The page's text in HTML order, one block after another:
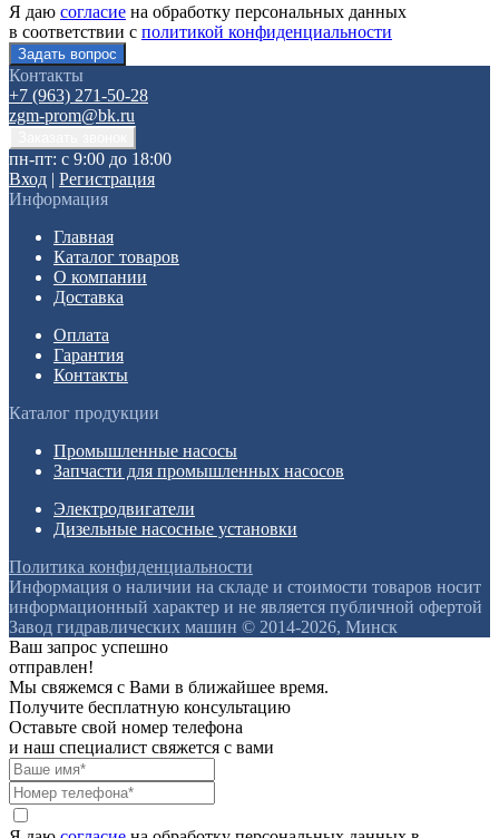
Я даю согласие на обработку персональных данных
в соответствии с политикой конфиденциальности
Контакты
+7 (963) 271-50-28
zgm-prom@bk.ru
пн-пт: с 9:00 до 18:00
Вход | Регистрация
Информация
Главная
Каталог товаров
О компании
Доставка
Оплата
Гарантия
Контакты
Каталог продукции
Промышленные насосы
Запчасти для промышленных насосов
Электродвигатели
Дизельные насосные установки
Политика конфиденциальности
Информация о наличии на складе и стоимости товаров носит
информационный характер и не является публичной офертой
Завод гидравлических машин © 2014-2026, Минск
Ваш запрос успешно
отправлен!
Мы свяжемся с Вами в ближайшее время.
Получите бесплатную консультацию
Оставьте свой номер телефона
и наш специалист свяжется с вами